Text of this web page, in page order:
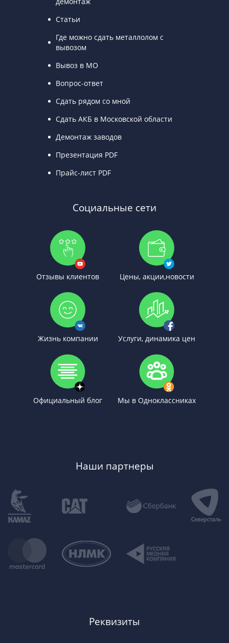
Статьи
Где можно сдать металлолом с
вывозом
Вывоз в МО
Вопрос-ответ
Сдать рядом со мной
Сдать АКБ в Московской области
Демонтаж заводов
Презентация PDF
Прайс-лист PDF
Социальные сети
Отзывы клиентов Цены, акции,новости
Жизнь компании Услуги, динамика цен
Официальный блог Мы в Одноклассниках
Наши партнеры
Реквизиты